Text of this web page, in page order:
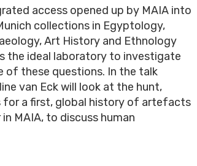
access opened up by MAIA into
collections in Egyptology,
Art History and Ethnology
the ideal laboratory to investigate
of these questions. In the talk
van Eck will look at the hunt,
for a first, global history of artefacts
MAIA, to discuss human